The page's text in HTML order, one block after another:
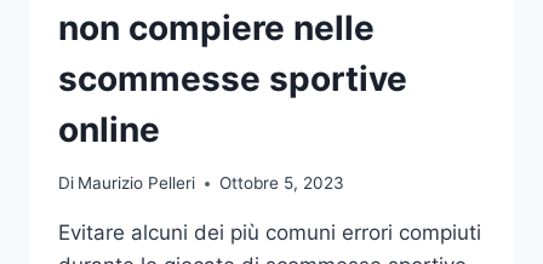
APPARECCHIATURE
DA
non compiere nelle
scommesse sportive
online
Di Maurizio Pelleri Ottobre 5, 2023
Evitare alcuni dei più comuni errori compiuti